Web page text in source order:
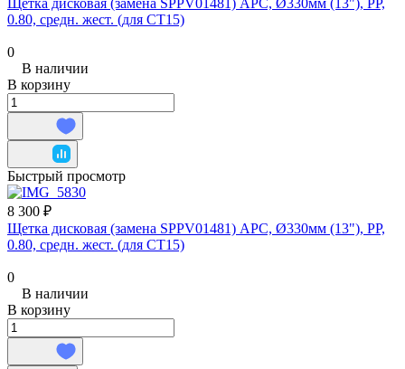
0.80, средн. жест. (для CT15)
0
В наличии
В корзину
Быстрый просмотр
8 300 ₽
Щетка дисковая (замена SPPV01481) APC, Ø330мм (13"), PP,
0.80, средн. жест. (для CT15)
0
В наличии
В корзину